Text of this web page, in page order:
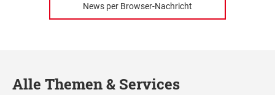
News per Browser-Nachricht
Alle Themen & Services